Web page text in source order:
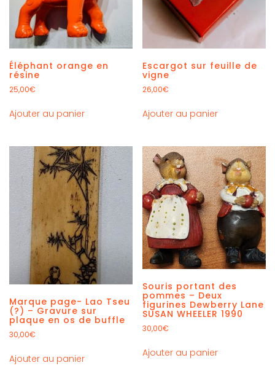
Éléphant orange en
résine
25,00€
Ajouter au panier
Escargot sur feuille de
vigne
26,00€
Ajouter au panier
Marque page- Lao Tseu
(?) – Gravure sur
plaque en os de buffle
30,00€
Ajouter au panier
Souris portant des
pommes – Deux
figurines Dewberry Lane
SUSAN WHEELER 1990
30,00€
Ajouter au panier